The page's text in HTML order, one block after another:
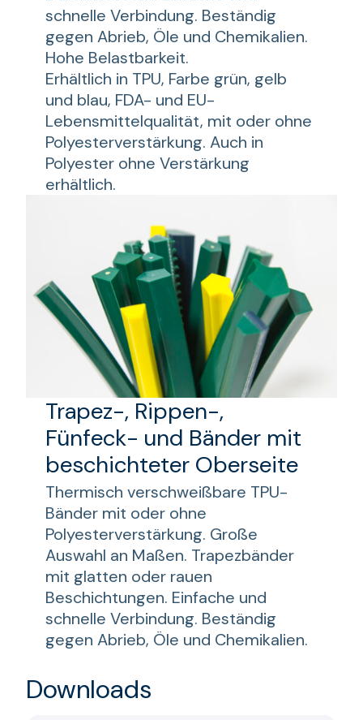
schnelle Verbindung. Beständig
gegen Abrieb, Öle und Chemikalien.
Hohe Belastbarkeit.
Erhältlich in TPU, Farbe grün, gelb
und blau, FDA- und EU-
Lebensmittelqualität, mit oder ohne
Polyesterverstärkung. Auch in
Polyester ohne Verstärkung
erhältlich.
Trapez-, Rippen-,
Fünfeck- und Bänder mit
beschichteter Oberseite
Thermisch verschweißbare TPU-
Bänder mit oder ohne
Polyesterverstärkung. Große
Auswahl an Maßen. Trapezbänder
mit glatten oder rauen
Beschichtungen. Einfache und
schnelle Verbindung. Beständig
gegen Abrieb, Öle und Chemikalien.
Downloads